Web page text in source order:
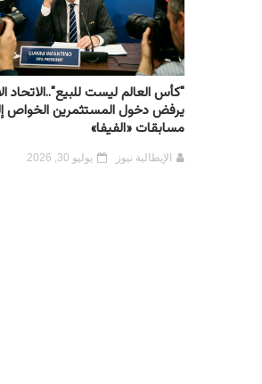
"كأس العالم ليست للبيع"..الاتحاد
يرفض دخول المستثمرين الخواص
مسابقات «الفيفا»
الإيطالية نيوز يوليو 30, 2026